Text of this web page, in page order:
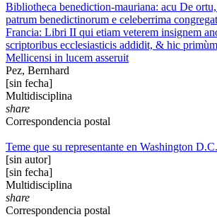
Bibliotheca benediction-mauriana: acu De
patrum benedictinorum e celeberrima
Francia: Libri II qui etiam veterem insignem
scriptoribus ecclesiasticis addidit, & hic
Mellicensi in lucem asseruit
Pez, Bernhard
[sin fecha]
Multidisciplina
share
Correspondencia postal
Teme que su representante en Washington
[sin autor]
[sin fecha]
Multidisciplina
share
Correspondencia postal